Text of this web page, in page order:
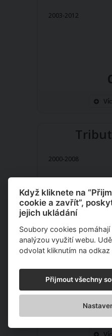
2003-2012
2000-2008
Když kliknete na
cookie a zavřít”,
jejich ukládání
Soubory cookies
analýzou využití webu.
odvolat kliknutím na odkaz
Přijmout všechny